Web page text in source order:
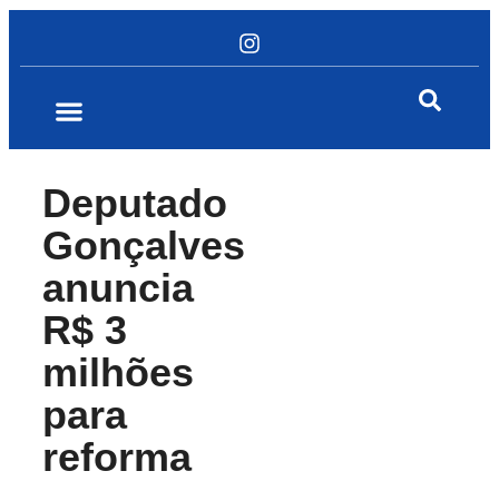
Deputado
Gonçalves
anuncia
R$ 3
milhões
para
reforma